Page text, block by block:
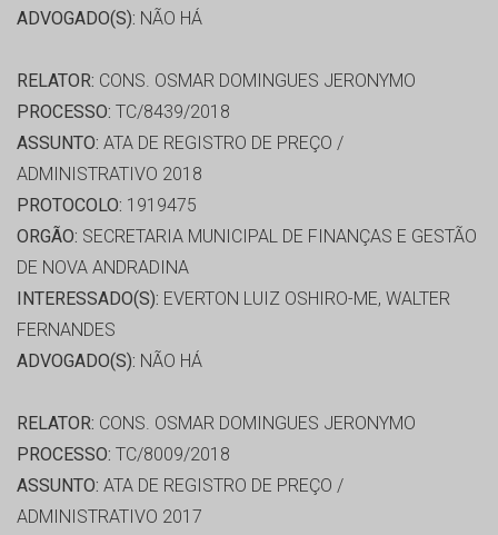
ADVOGADO(S): NÃO HÁ
RELATOR: CONS. OSMAR DOMINGUES JERONYMO
PROCESSO: TC/8439/2018
ASSUNTO: ATA DE REGISTRO DE PREÇO /
ADMINISTRATIVO 2018
PROTOCOLO: 1919475
ORGÃO: SECRETARIA MUNICIPAL DE FINANÇAS E GESTÃO
DE NOVA ANDRADINA
INTERESSADO(S): EVERTON LUIZ OSHIRO-ME, WALTER
FERNANDES
ADVOGADO(S): NÃO HÁ
RELATOR: CONS. OSMAR DOMINGUES JERONYMO
PROCESSO: TC/8009/2018
ASSUNTO: ATA DE REGISTRO DE PREÇO /
ADMINISTRATIVO 2017